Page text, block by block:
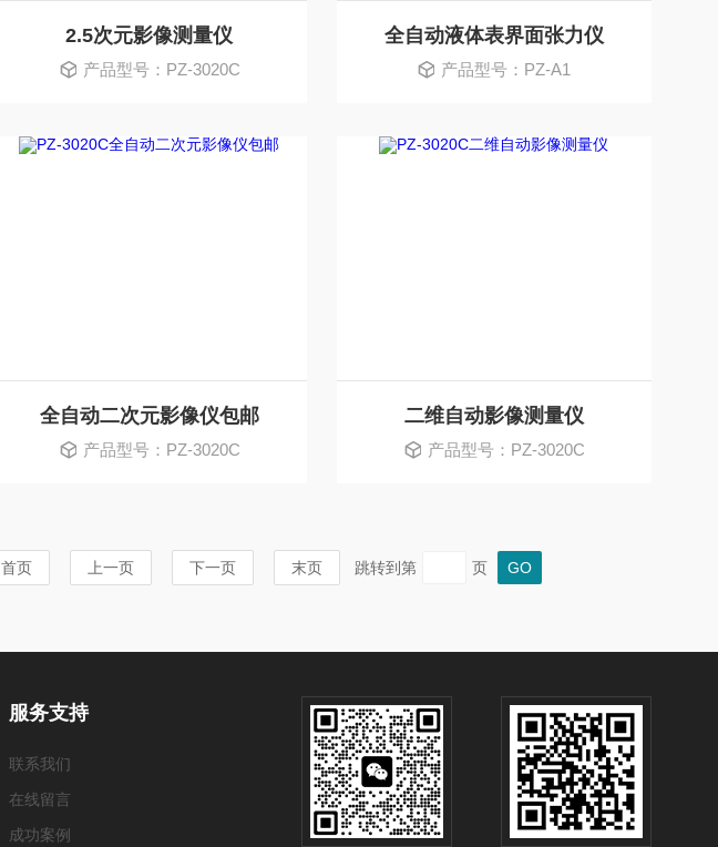
2.5次元影像测量仪
产品型号：PZ-3020C
全自动液体表界面张力仪
产品型号：PZ-A1
全自动二次元影像仪包邮
产品型号：PZ-3020C
二维自动影像测量仪
产品型号：PZ-3020C
首页 上一页 下一页 末页 跳转到第 页
服务支持
联系我们
在线留言
成功案例